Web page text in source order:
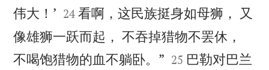
伟大！’ 

24 看啊，这民族挺身如母狮， 又
像雄狮一跃而起， 不吞掉猎物不罢休，
不喝饱猎物的血不躺卧。” 

25 巴勒对巴兰